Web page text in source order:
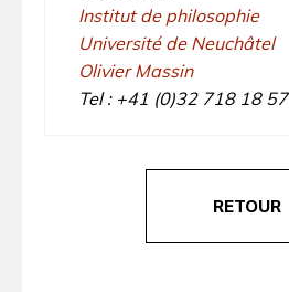
Institut de philosophie
Université de Neuchâtel
Olivier Massin
Tel : +41 (0)32 718 18 57
RETOUR